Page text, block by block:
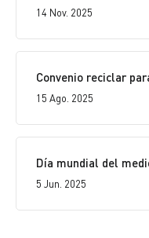
14 Nov. 2025
Convenio reciclar
15 Ago. 2025
Día mundial del
5 Jun. 2025